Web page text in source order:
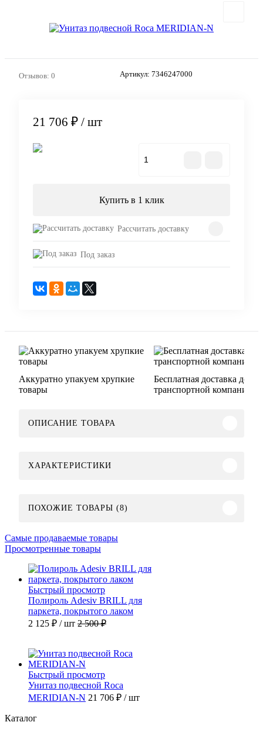
Отзывов: 0 Артикул: 7346247000
21 706 ₽ / шт
Купить в 1 клик
Рассчитать доставку
Под заказ
Аккуратно упакуем хрупкие
товары
Бесплатная доставка до
транспортной компании
ОПИСАНИЕ ТОВАРА
ХАРАКТЕРИСТИКИ
ПОХОЖИЕ ТОВАРЫ (8)
Самые продаваемые товары
Просмотренные товары
Быстрый просмотр
Полироль Adesiv BRILL для
паркета, покрытого лаком
2 125 ₽ / шт 2 500 ₽
Быстрый просмотр
Унитаз подвесной Roca
MERIDIAN-N 21 706 ₽ / шт
Каталог